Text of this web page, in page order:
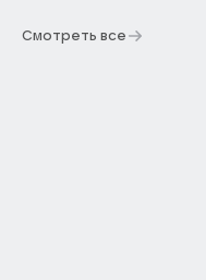
Смотреть все